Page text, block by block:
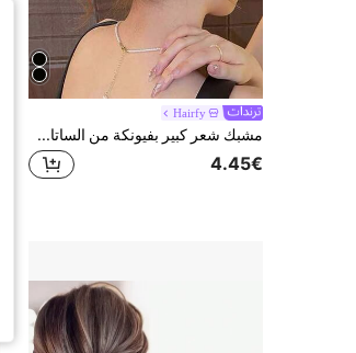
Hairfy
مشبك شعر كبير بفيونكة من الساتان بنقشة نقاط سوداء وبيضاء، مشبك شعر سمكة قرش كبير بتصميم زهري عتيق للنساء، إكسسوارات شعر للاستخدام اليومي والسهرات
4.45€